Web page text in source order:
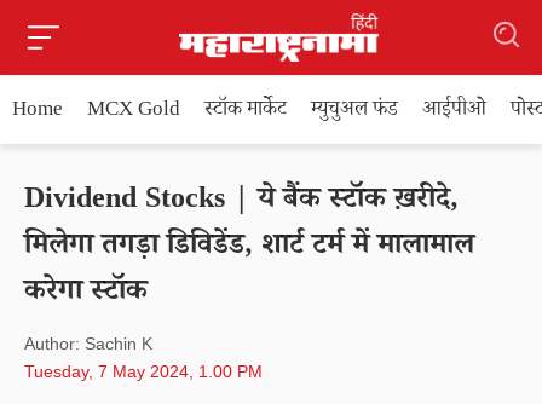
Home MCX Gold स्टॉक मार्केट म्युचुअल फंड आईपीओ
Dividend Stocks | ये बैंक स्टॉक ख़रीदे,
मिलेगा तगड़ा डिविडेंड, शार्ट टर्म में मालामाल
करेगा स्टॉक
Author: Sachin K
Tuesday, 7 May 2024, 1.00 PM